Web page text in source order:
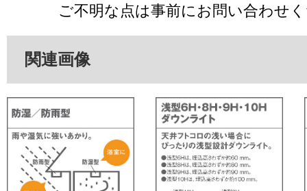
ご不明な点は事前にお問い合わせ
関連画像